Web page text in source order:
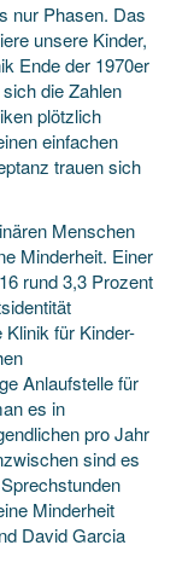
nur Phasen. Das
unsere Kinder,
Ende der 1970er
die Zahlen
plötzlich
einfachen
trauen sich
Menschen
Minderheit. Einer
rund 3,3 Prozent
für Kinder-
Anlaufstelle für
es in
pro Jahr
sind es
Minderheit
David Garcia